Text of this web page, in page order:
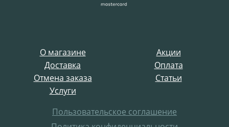
О магазине
Акции
Доставка
Оплата
Отмена заказа
Статьи
Услуги
Пользовательское соглашение